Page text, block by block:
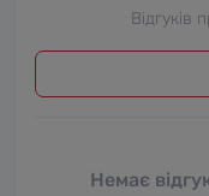
Відгуків
Немає